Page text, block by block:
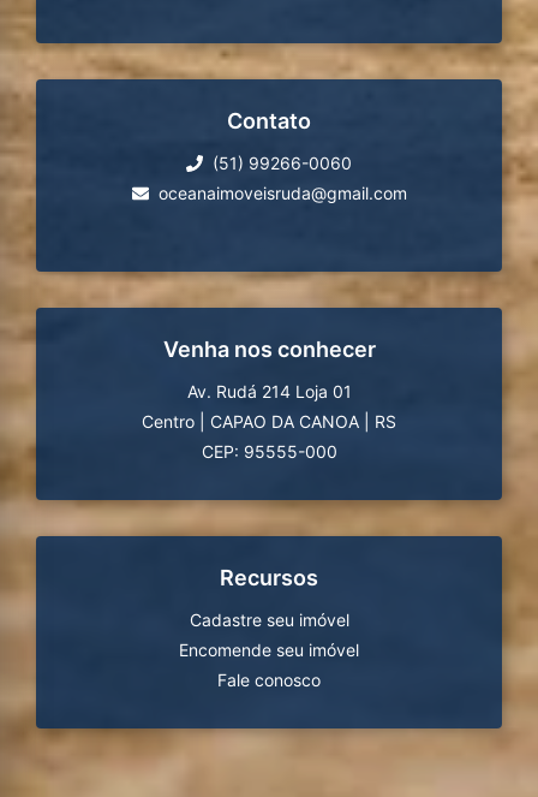
Contato
(51) 99266-0060
oceanaimoveisruda@gmail.com
Venha nos conhecer
Av. Rudá 214 Loja 01
Centro
CAPAO DA CANOA
RS
CEP: 95555-000
Recursos
Cadastre seu imóvel
Encomende seu imóvel
Fale conosco